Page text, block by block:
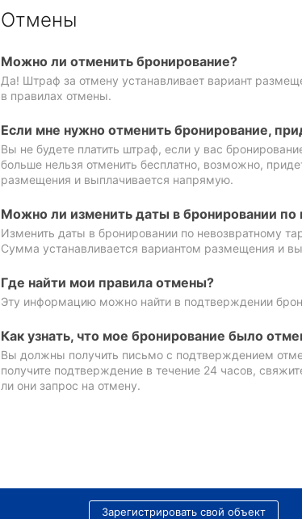
Отмены
Можно ли отменить бронирование?
Да! Штраф за отмену устанавливает вариант
в правилах отмены.
Если мне нужно отменить бронирование,
Вы не будете платить штраф, если у вас
больше нельзя отменить бесплатно, возможно,
размещения и выплачивается напрямую.
Можно ли изменить даты в бронировании по
Изменить даты в бронировании по невозвратному
Сумма устанавливается вариантом размещения и
Где найти мои правила отмены?
Эту информацию можно найти в подтверждении
Как узнать, что мое бронирование было
Вы должны получить письмо с подтверждением
получите подтверждение в течение 24 часов,
ли они запрос на отмену.
Зарегистрировать свой объект